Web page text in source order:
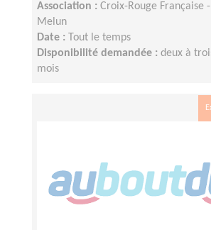
Association : Croix-Rouge Française
Melun
Date :
Tout le temps
Disponibilité demandée : deux à
mois